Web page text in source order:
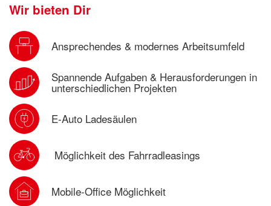
Wir bieten Dir
Ansprechendes & modernes Arbeitsumfeld
Spannende Aufgaben & Herausforderungen in
unterschiedlichen Projekten
E-Auto Ladesäulen
Möglichkeit des Fahrradleasings
Mobile-Office Möglichkeit